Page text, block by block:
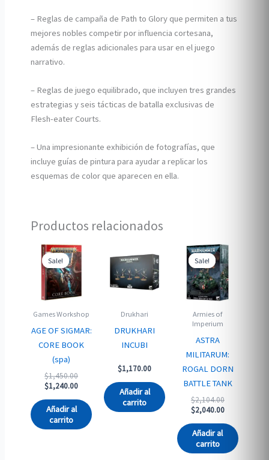
– Reglas de campaña de Path to Glory que permiten a tus
mejores nobles competir por influencia cortesana,
además de reglas adicionales para usar en el juego
narrativo.
– Reglas de juego equilibrado, que incluyen tres grandes
estrategias y seis tácticas de batalla exclusivas de
Flesh-eater Courts.
– Una impresionante exhibición de fotografías, que
incluye guías de pintura para ayudar a replicar los
esquemas de color que aparecen en ella.
Productos relacionados
Sale!
Sale!
Games Workshop
AGE OF SIGMAR:
CORE BOOK
(spa)
$1,450.00Original
price
$1,450.00.
$1,240.00Current
$1,240.00.
Añadir al
carrito
Drukhari
DRUKHARI
INCUBI
$1,170.00
Añadir al
carrito
Sale!
Sale!
Armies of
Imperium
ASTRA
MILITARUM:
ROGAL DORN
BATTLE TANK
$2,104.00Original
price
$2,104.00.
$2,040.00Current
$2,040.00.
Añadir al
carrito